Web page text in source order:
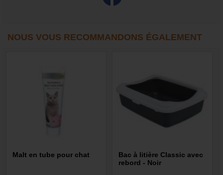
NOUS VOUS RECOMMANDONS ÉGALEMENT
Malt en tube pour chat
Bac à litière Classic avec
rebord - Noir